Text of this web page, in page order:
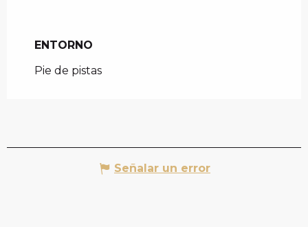
ENTORNO
ENTORNO
Pie de pistas
Señalar un error